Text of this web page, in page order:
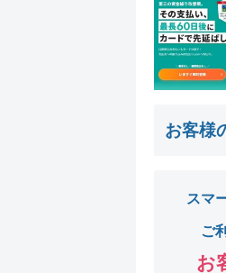
お客様
スマ
ご
お